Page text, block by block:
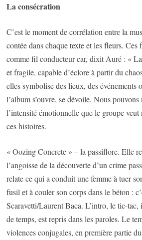
La consécration
C’est le moment de corrélation entre la
contée dans chaque texte et les fleurs. Ces
comme fil conducteur car, dixit Auré : «
et fragile, capable d’éclore à partir du
elles symbolise des lieux, des événements
l’album s’ouvre, se dévoile. Nous
l’intensité émotionnelle que le groupe
ces histoires.
« Oozing Concrete » – la passiflore. Elle
l’angoisse de la découverte d’un crime
relate ce qui a conduit une femme à tuer
fusil et à couler son corps dans le béton :
Scaravetti/Laurent Baca. L’intro, le tic-tac,
de temps, est repris dans les paroles. Le
violences conjugales, en première partie